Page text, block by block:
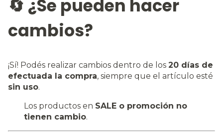
🔄 ¿Se pueden hacer
cambios?
¡Sí! Podés realizar cambios dentro de los 20 días de
efectuada la compra, siempre que el artículo esté
sin uso.
Los productos en SALE o promoción no
tienen cambio.